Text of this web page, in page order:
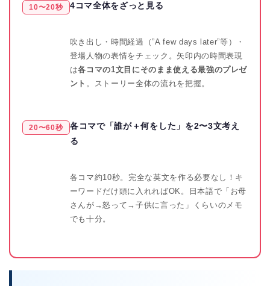
10〜20秒 4コマ全体をざっと見る
吹き出し・時間経過（”A few days later”等）・
登場人物の表情をチェック。矢印内の時間表現
は各コマの1文目にそのまま使える最強のプレゼ
ント 。ストーリー全体の流れを把握。
20〜60秒
各コマで「誰が＋何をした」を2〜3文考え
る
各コマ約10秒。完全な英文を作る必要なし！キ
ーワードだけ頭に入れればOK。日本語で「お母
さんが→怒って→子供に言った」くらいのメモ
でも十分。